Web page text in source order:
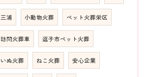
三浦 小動物火葬 ペット火葬栄区
訪問火葬車 逗子市ペット火葬
いぬ火葬 ねこ火葬 安心企業